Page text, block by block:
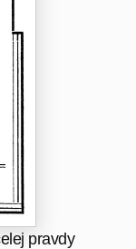
pravdy